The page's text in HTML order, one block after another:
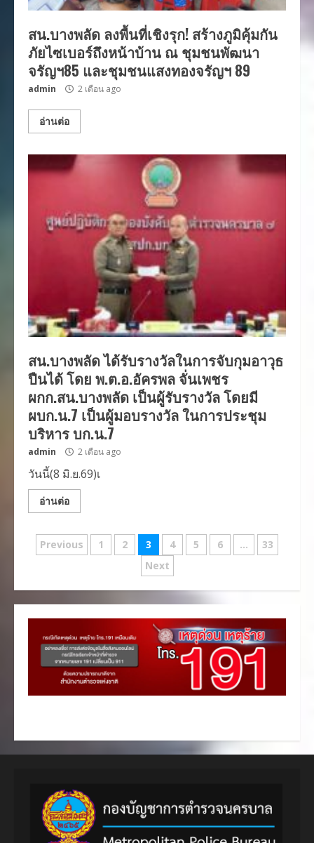
สน.บางพลัด ลงพื้นที่เชิงรุก! สร้างภูมิคุ้มกัน
ภัยไซเบอร์ถึงหน้าบ้าน ณ ชุมชนพัฒนา
จรัญฯ85 และชุมชนแสงทองจรัญฯ 89
admin 2 เดือน ago
อ่านต่อ
สน.บางพลัด ได้รับรางวัลในการจับกุมอาวุธ
ปืนได้ โดย พ.ต.อ.อัครพล จั่นเพชร
ผกก.สน.บางพลัด เป็นผู้รับรางวัล โดยมี
ผบก.น.7 เป็นผู้มอบรางวัล ในการประชุม
บริหาร บก.น.7
admin 2 เดือน ago
วันนี้(8 มิ.ย.69)เ
อ่านต่อ
เมนู
เรื่อง
Previous 1 2 3 4 5 6 …
33
Next